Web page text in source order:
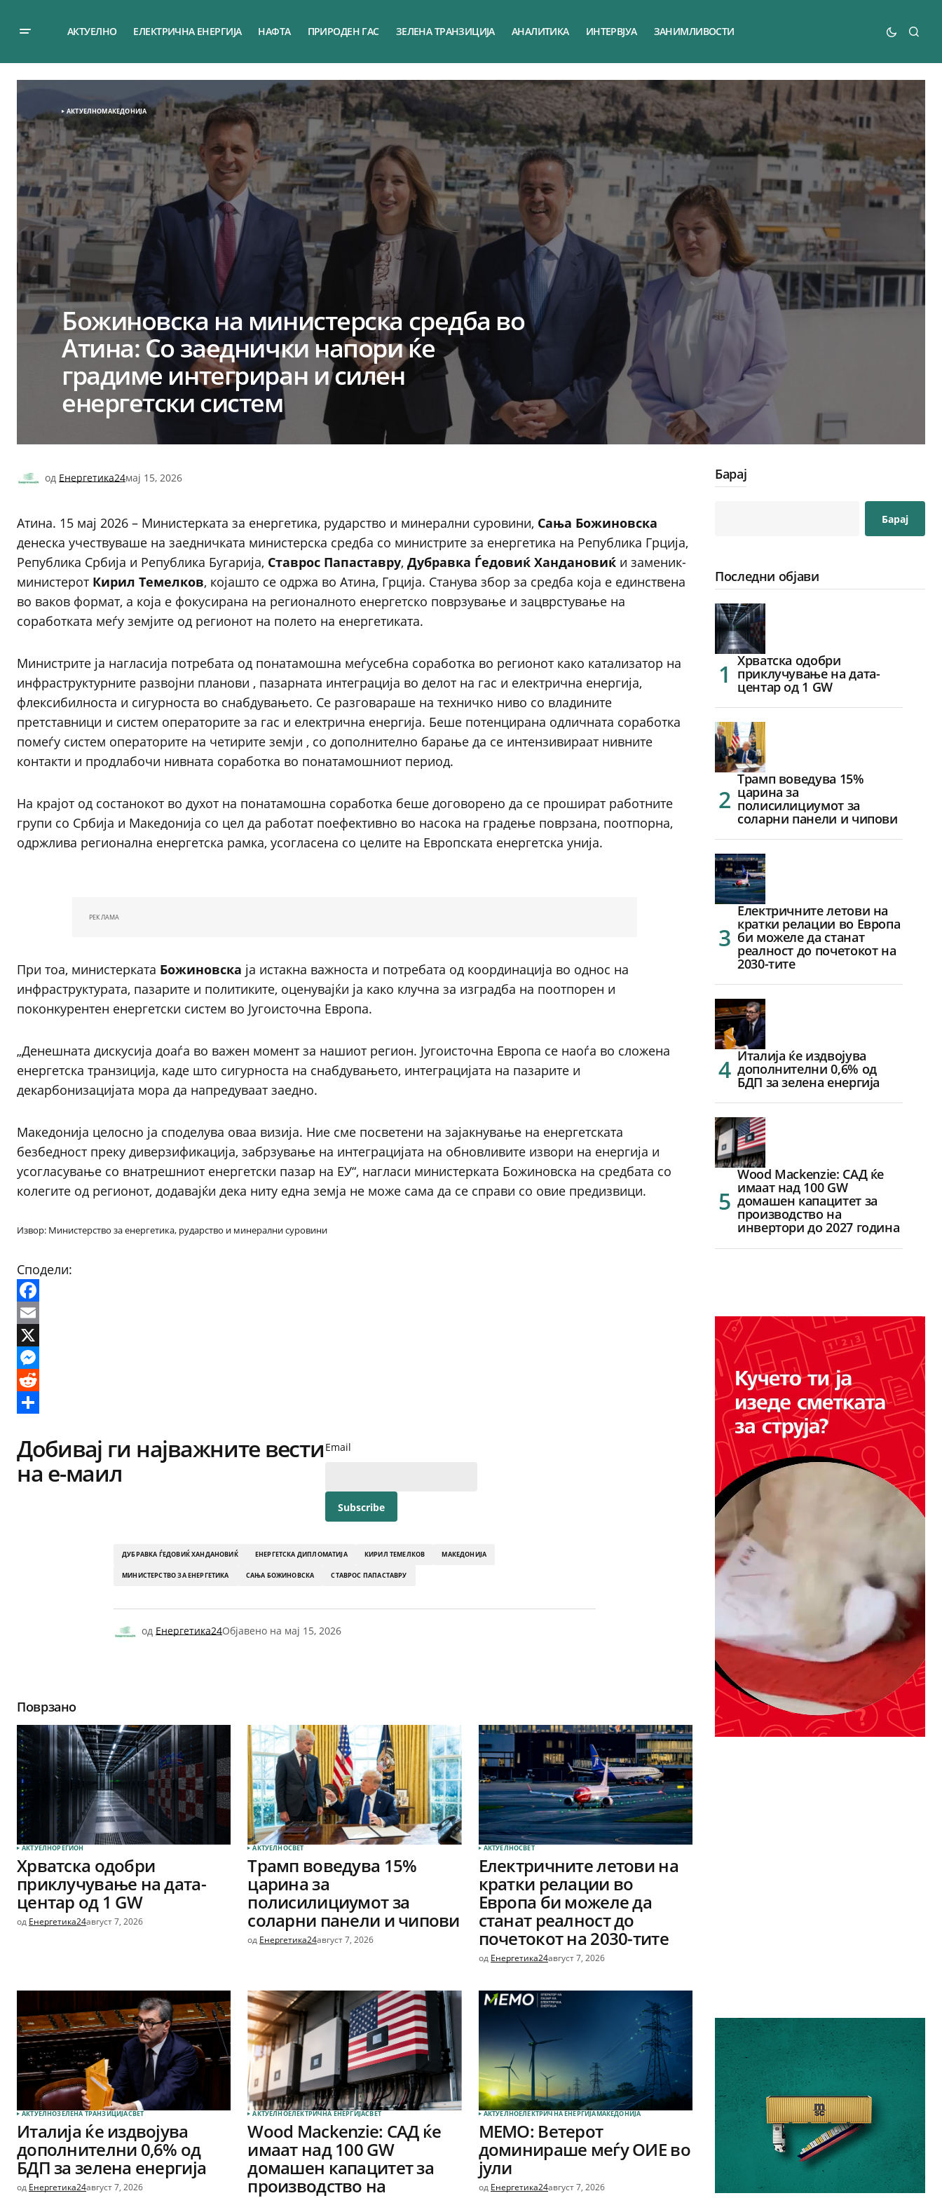
АКТУЕЛНО ЕЛЕКТРИЧНА ЕНЕРГИЈА НАФТА ПРИРОДЕН ГАС ЗЕЛЕНА ТРАНЗИЦИЈА АНАЛИТИКА ИНТЕРВЈУА ЗАНИМЛИВОСТИ
АКТУЕЛНОМАКЕДОНИЈА
Божиновска на министерска средба во
Атина: Со заеднички напори ќе
градиме интегриран и силен
енергетски систем
од Енергетика24мај 15, 2026
Атина. 15 мај 2026 – Министерката за енергетика, рударство и минерални суровини, Сања Божиновска
денеска учествуваше на заедничката министерска средба со министрите за енергетика на Република Грција,
Република Србија и Република Бугарија, Ставрос Папаставру, Дубравка Ѓедовиќ Хандановиќ и заменик-
министерот Кирил Темелков, којашто се одржа во Атина, Грција. Станува збор за средба која е единствена
во ваков формат, а која е фокусирана на регионалното енергетско поврзување и зацврстување на
соработката меѓу земјите од регионот на полето на енергетиката.
Министрите ја нагласија потребата од понатамошна меѓусебна соработка во регионот како катализатор на
инфраструктурните развојни планови , пазарната интеграција во делот на гас и електрична енергија,
флексибилноста и сигурноста во снабдувањето. Се разговараше на техничко ниво со владините
претставници и систем операторите за гас и електрична енергија. Беше потенцирана одличната соработка
помеѓу систем операторите на четирите земји , со дополнително барање да се интензивираат нивните
контакти и продлабочи нивната соработка во понатамошниот период.
На крајот од состанокот во духот на понатамошна соработка беше договорено да се прошират работните
групи со Србија и Македонија со цел да работат поефективно во насока на градење поврзана, поотпорна,
одржлива регионална енергетска рамка, усогласена со целите на Европската енергетска унија.
РЕКЛАМА
При тоа, министерката Божиновска ја истакна важноста и потребата од координација во однос на
инфраструктурата, пазарите и политиките, оценувајќи ја како клучна за изградба на поотпорен и
поконкурентен енергетски систем во Југоисточна Европа.
„Денешната дискусија доаѓа во важен момент за нашиот регион. Југоисточна Европа се наоѓа во сложена
енергетска транзиција, каде што сигурноста на снабдувањето, интеграцијата на пазарите и
декарбонизацијата мора да напредуваат заедно.
Македонија целосно ја споделува оваа визија. Ние сме посветени на зајакнување на енергетската
безбедност преку диверзификација, забрзување на интеграцијата на обновливите извори на енергија и
усогласување со внатрешниот енергетски пазар на ЕУ“, нагласи министерката Божиновска на средбата со
колегите од регионот, додавајќи дека ниту една земја не може сама да се справи со овие предизвици.
Извор: Министерство за енергетика, рударство и минерални суровини
Сподели:
Facebook
Email
X
Messenger
Reddit
Добивај ги најважните вести
на е-маил
Email
ДУБРАВКА ЃЕДОВИЌ ХАНДАНОВИЌ ЕНЕРГЕТСКА ДИПЛОМАТИЈА КИРИЛ ТЕМЕЛКОВ МАКЕДОНИЈА
МИНИСТЕРСТВО ЗА ЕНЕРГЕТИКА САЊА БОЖИНОВСКА СТАВРОС ПАПАСТАВРУ
од Енергетика24Објавено на мај 15, 2026
Поврзано
АКТУЕЛНОРЕГИОН
Хрватска одобри
приклучување на дата-
центар од 1 GW
од Енергетика24август 7, 2026
АКТУЕЛНОСВЕТ
Трамп воведува 15%
царина за
полисилициумот за
соларни панели и чипови
од Енергетика24август 7, 2026
АКТУЕЛНОСВЕТ
Електричните летови на
кратки релации во
Европа би можеле да
станат реалност до
почетокот на 2030-тите
од Енергетика24август 7, 2026
АКТУЕЛНОЗЕЛЕНА ТРАНЗИЦИЈАСВЕТ
Италија ќе издвојува
дополнителни 0,6% од
БДП за зелена енергија
од Енергетика24август 7, 2026
АКТУЕЛНОЕЛЕКТРИЧНА ЕНЕРГИЈАСВЕТ
Wood Mackenzie: САД ќе
имаат над 100 GW
домашен капацитет за
производство на
АКТУЕЛНОЕЛЕКТРИЧНА ЕНЕРГИЈАМАКЕДОНИЈА
МЕМО: Ветерот
доминираше меѓу ОИЕ во
јули
од Енергетика24август 7, 2026
Барај
Барај
Последни објави
Хрватска одобри
приклучување на дата-
центар од 1 GW
Трамп воведува 15%
царина за
полисилициумот за
соларни панели и чипови
Електричните летови на
кратки релации во Европа
би можеле да станат
реалност до почетокот на
2030-тите
Италија ќе издвојува
дополнителни 0,6% од
БДП за зелена енергија
Wood Mackenzie: САД ќе
имаат над 100 GW
домашен капацитет за
производство на
инвертори до 2027 година